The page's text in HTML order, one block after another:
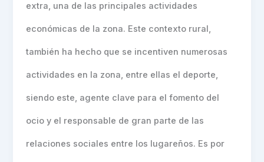
extra, una de las principales actividades
económicas de la zona. Este contexto rural,
también ha hecho que se incentiven numerosas
actividades en la zona, entre ellas el deporte,
siendo este, agente clave para el fomento del
ocio y el responsable de gran parte de las
relaciones sociales entre los lugareños. Es por